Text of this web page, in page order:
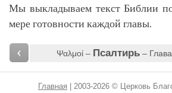
Мы выкладываем текст Библии
мере готовности каждой главы.
‹ Ψαλμοί – Псалтирь–
Главная | 2003-2026 © Церковь